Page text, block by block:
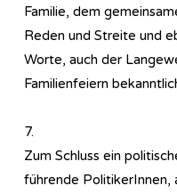
Familie, dem
Reden und Streite und
Worte, auch der
Familienfeiern
7.
Zum Schluss ein
führende PolitikerInnen,